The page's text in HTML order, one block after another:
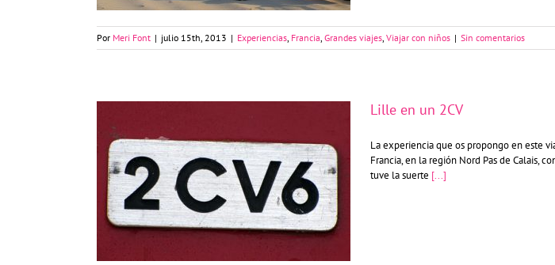
Por Meri Font | julio 15th, 2013 | Experiencias, Francia, Grandes viajes, Viajar con niños | Sin comentarios
Lille en un 2CV
Lille en un 2CV
La experiencia que os propongo en este
Francia, en la región Nord Pas de Calais,
tuve la suerte [...]